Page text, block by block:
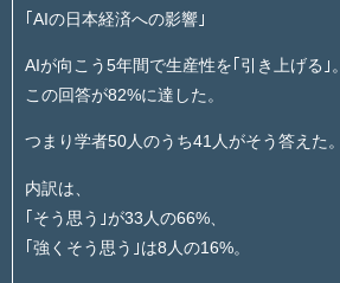
｢AIの日本経済への影響｣
AIが向こう5年間で生産性を｢引き上げる｣。
この回答が82%に達した。
つまり学者50人のうち41人がそう答えた。
内訳は、
｢そう思う｣が33人の66%、
｢強くそう思う｣は8人の16%。